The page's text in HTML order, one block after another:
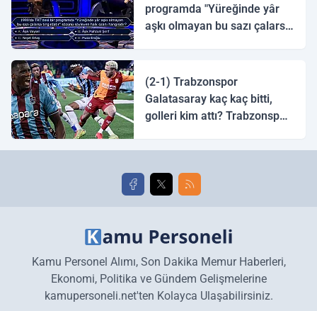
programda "Yüreğinde yâr
aşkı olmayan bu sazı çalarsa
(2-1) Trabzonspor
Galatasaray kaç kaç bitti,
golleri kim attı? Trabzonspor
golleri!
Kamu Personel Alımı, Son Dakika Memur Haberleri,
Ekonomi, Politika ve Gündem Gelişmelerine
kamupersoneli.net'ten Kolayca Ulaşabilirsiniz.